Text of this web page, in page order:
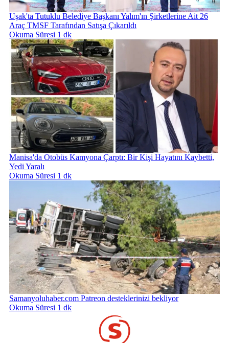
Uşak'ta Tutuklu Belediye Başkanı Yalım'ın Şirketlerine Ait 26
Araç TMSF Tarafından Satışa Çıkarıldı
Okuma Süresi 1 dk
Manisa'da Otobüs Kamyona Çarptı: Bir Kişi Hayatını Kaybetti,
Yedi Yaralı
Okuma Süresi 1 dk
Samanyoluhaber.com Patreon desteklerinizi bekliyor
Okuma Süresi 1 dk